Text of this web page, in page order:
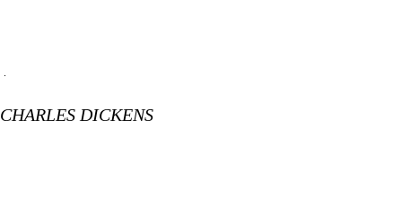
CHARLES DICKENS